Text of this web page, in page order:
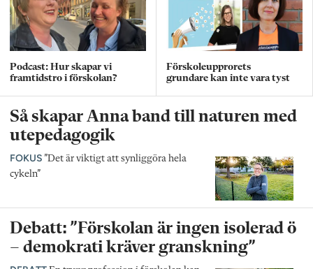
Podcast: Hur skapar vi
framtidstro i förskolan?
Förskoleupprorets
grundare kan inte vara tyst
Så skapar Anna band till naturen med
utepedagogik
FOKUS ”Det är viktigt att synliggöra hela
cykeln”
Debatt: ”Förskolan är ingen isolerad ö
– demokrati kräver granskning”